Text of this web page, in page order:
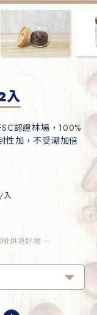
入
認證林場，100%
性加，不受潮加倍
入
烘培好物 －